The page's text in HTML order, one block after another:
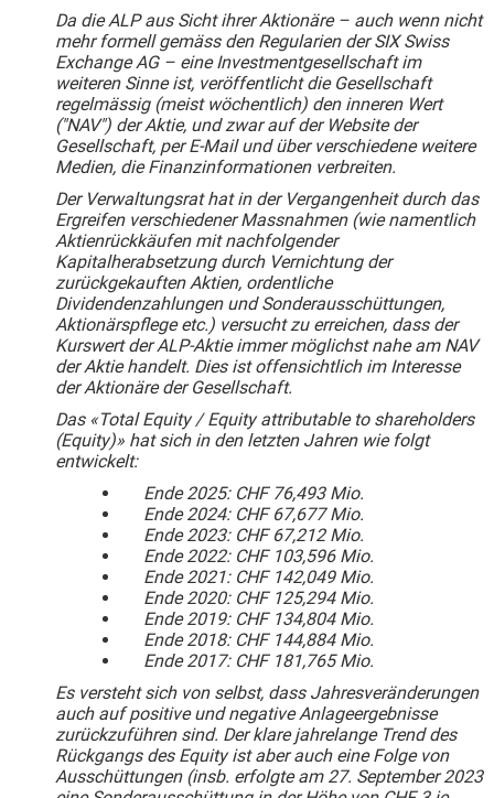
Da die ALP aus Sicht ihrer Aktionäre – auch wenn nicht
mehr formell gemäss den Regularien der SIX Swiss
Exchange AG – eine Investmentgesellschaft im
weiteren Sinne ist, veröffentlicht die Gesellschaft
regelmässig (meist wöchentlich) den inneren Wert
("NAV") der Aktie, und zwar auf der Website der
Gesellschaft, per E-Mail und über verschiedene weitere
Medien, die Finanzinformationen verbreiten.
Der Verwaltungsrat hat in der Vergangenheit durch das
Ergreifen verschiedener Massnahmen (wie namentlich
Aktienrückkäufen mit nachfolgender
Kapitalherabsetzung durch Vernichtung der
zurückgekauften Aktien, ordentliche
Dividendenzahlungen und Sonder­ausschüttungen,
Aktionärspflege etc.) versucht zu erreichen, dass der
Kurswert der ALP-Aktie immer möglichst nahe am NAV
der Aktie handelt. Dies ist offensichtlich im Interesse
der Aktionäre der Gesellschaft.
Das «Total Equity / Equity attributable to shareholders
(Equity)» hat sich in den letzten Jahren wie folgt
entwickelt:
Ende 2025: CHF 76,493 Mio.
Ende 2024: CHF 67,677 Mio.
Ende 2023: CHF 67,212 Mio.
Ende 2022: CHF 103,596 Mio.
Ende 2021: CHF 142,049 Mio.
Ende 2020: CHF 125,294 Mio.
Ende 2019: CHF 134,804 Mio.
Ende 2018: CHF 144,884 Mio.
Ende 2017: CHF 181,765 Mio.
Es versteht sich von selbst, dass Jahresveränderungen
auch auf positive und negative Anlageergebnisse
zurückzuführen sind. Der klare jahrelange Trend des
Rückgangs des Equity ist aber auch eine Folge von
Ausschüttungen (insb. erfolgte am 27. September 2023